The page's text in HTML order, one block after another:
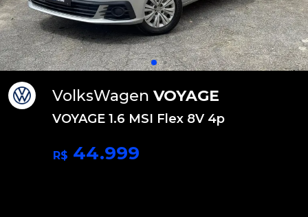
VolksWagen VOYAGE
VOYAGE 1.6 MSI Flex 8V 4p
R$ 44.999